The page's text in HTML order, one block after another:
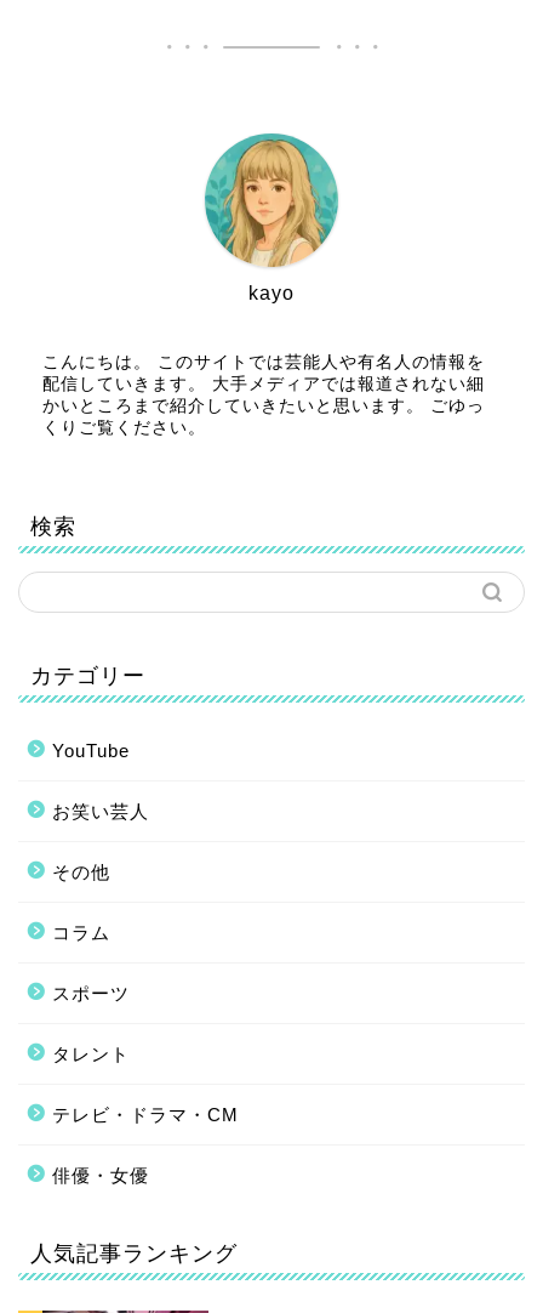
kayo
こんにちは。 このサイトでは芸能人や有名人の情報を
配信していきます。 大手メディアでは報道されない細
かいところまで紹介していきたいと思います。 ごゆっ
くりご覧ください。
検索
カテゴリー
YouTube
お笑い芸人
その他
コラム
スポーツ
タレント
テレビ・ドラマ・CM
俳優・女優
人気記事ランキング